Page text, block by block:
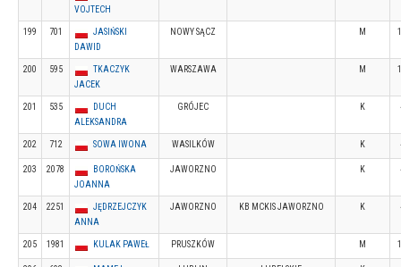
VOJTECH
199 701
JASIŃSKI
DAWID
NOWY SĄCZ M
200 595
TKACZYK
JACEK
WARSZAWA M
201 535
DUCH
ALEKSANDRA
GRÓJEC K
202 712 SOWA IWONA WASILKÓW K
203 2078
BOROŃSKA
JOANNA
JAWORZNO K
204 2251
JĘDRZEJCZYK
ANNA
JAWORZNO KB MCKIS JAWORZNO K
205 1981 KULAK PAWEŁ PRUSZKÓW M